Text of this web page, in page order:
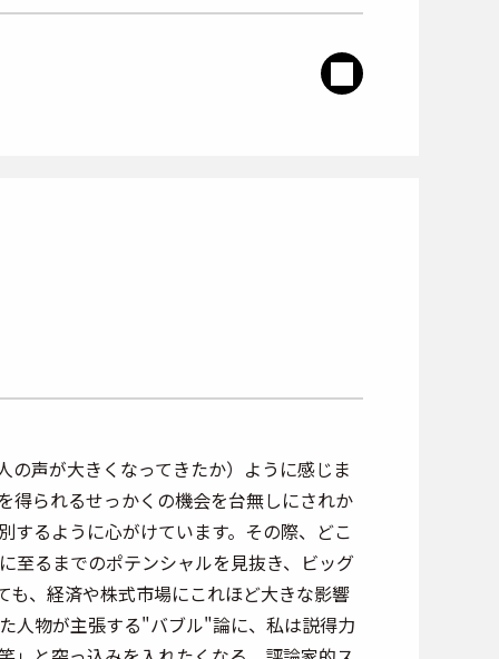
声が大きくなってきたか）ように感じま
得られるせっかくの機会を台無しにされか
るように心がけています。その際、どこ
至るまでのポテンシャルを見抜き、ビッグ
、経済や株式市場にこれほど大きな影響
人物が主張する"バブル"論に、私は説得力